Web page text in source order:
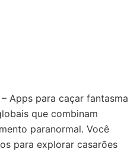
Apps para caçar fantasma
que combinam
paranormal. Você
para explorar casarões